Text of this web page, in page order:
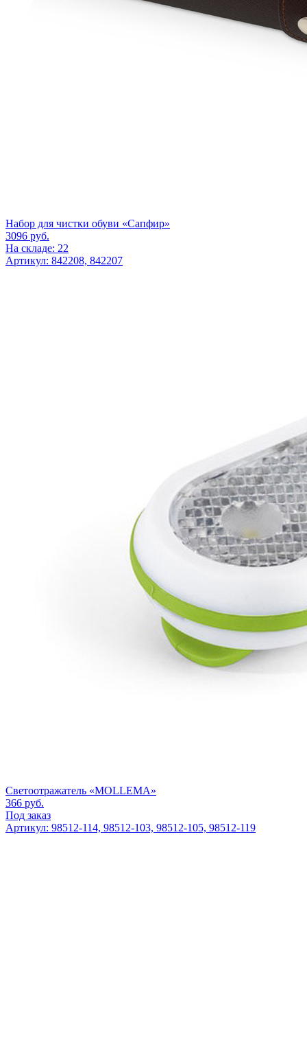
Набор для чистки обуви «Сапфир»
3096 руб.
На складе: 22
Артикул: 842208, 842207
Светоотражатель «MOLLEMA»
366 руб.
Под заказ
Артикул: 98512-114, 98512-103, 98512-105, 98512-119